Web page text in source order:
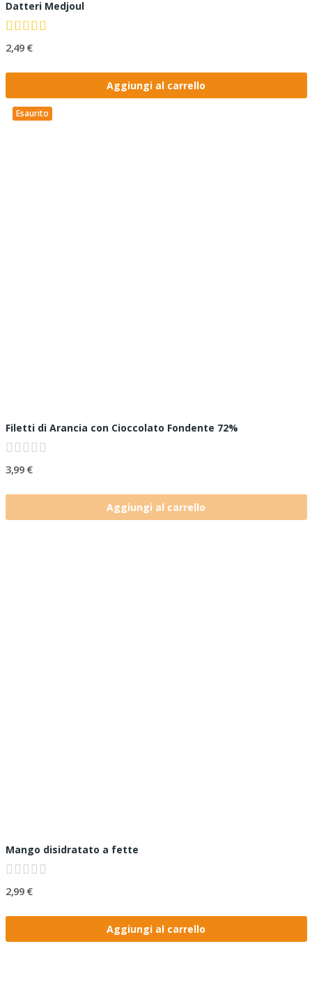
Datteri Medjoul
2,49 €
Aggiungi al carrello
Esaurito
Filetti di Arancia con Cioccolato Fondente 72%
3,99 €
Aggiungi al carrello
Mango disidratato a fette
2,99 €
Aggiungi al carrello